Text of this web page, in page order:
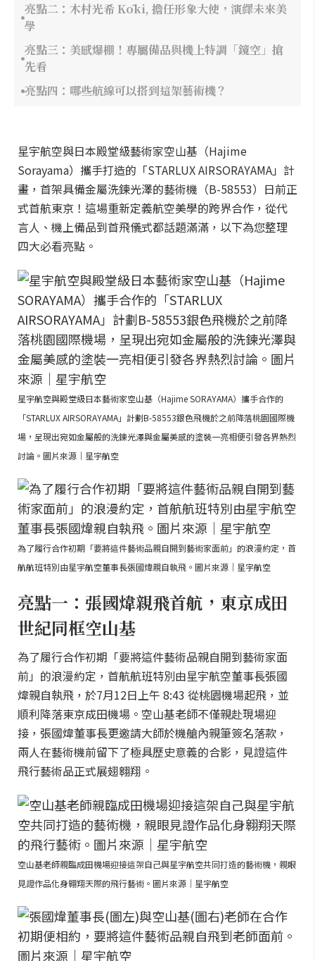
亮點二：木村光希 Kōki, 擔任形象大使，演繹未來美
學
亮點三：美感爆棚！專屬備品與機上特調「鏡空」搶
先看
亮點四：哪些航線可以搭到這架藝術機？
星宇航空與日本殿堂級藝術家空山基（Hajime
Sorayama）攜手打造的「STARLUX AIRSORAYAMA」計
畫，首架具備金屬洗鍊光澤的藝術機（B-58553）日前正
式首航東京！這場重新定義航空美學的跨界合作，從代
言人、機上備品到首飛儀式都話題滿滿，以下為您整理
四大必看亮點。
星宇航空與殿堂級日本藝術家空山基（Hajime SORAYAMA）攜手合作的
「STARLUX AIRSORAYAMA」計劃B-58553銀色飛機於之前降落桃園國際機
場，呈現出宛如金屬般的洗鍊光澤與金屬美感的塗裝一亮相便引發各界熱烈
討論。圖片來源｜星宇航空
為了履行合作初期「要將這件藝術品親自開到藝術家面前」的浪漫約定，首
航航班特別由星宇航空董事長張國煒親自執飛。圖片來源｜星宇航空
亮點一：張國煒親飛首航，東京成田
世紀同框空山基
為了履行合作初期「要將這件藝術品親自開到藝術家面
前」的浪漫約定，首航航班特別由星宇航空董事長張國
煒親自執飛，於7月12日上午 8:43 從桃園機場起飛，並
順利降落東京成田機場。空山基老師不僅親赴現場迎
接，張國煒董事長更邀請大師於機艙內親筆簽名落款，
兩人在藝術機前留下了極具歷史意義的合影，見證這件
飛行藝術品正式展翅翱翔。
空山基老師親臨成田機場迎接這架自己與星宇航空共同打造的藝術機，親眼
見證作品化身翱翔天際的飛行藝術。圖片來源｜星宇航空